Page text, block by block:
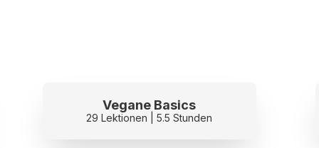
Vegane Basics
29 Lektionen | 5.5 Stunden